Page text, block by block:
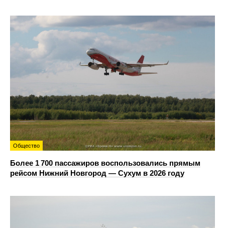
Общество
Более 1 700 пассажиров воспользовались прямым
рейсом Нижний Новгород — Сухум в 2026 году